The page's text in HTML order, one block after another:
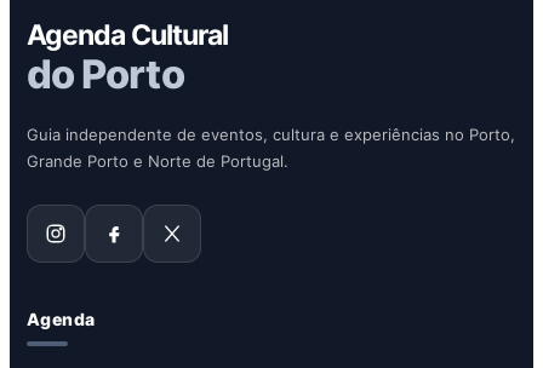
Agenda Cultural
do Porto
Guia independente de eventos, cultura e experiências no Porto,
Grande Porto e Norte de Portugal.
Agenda